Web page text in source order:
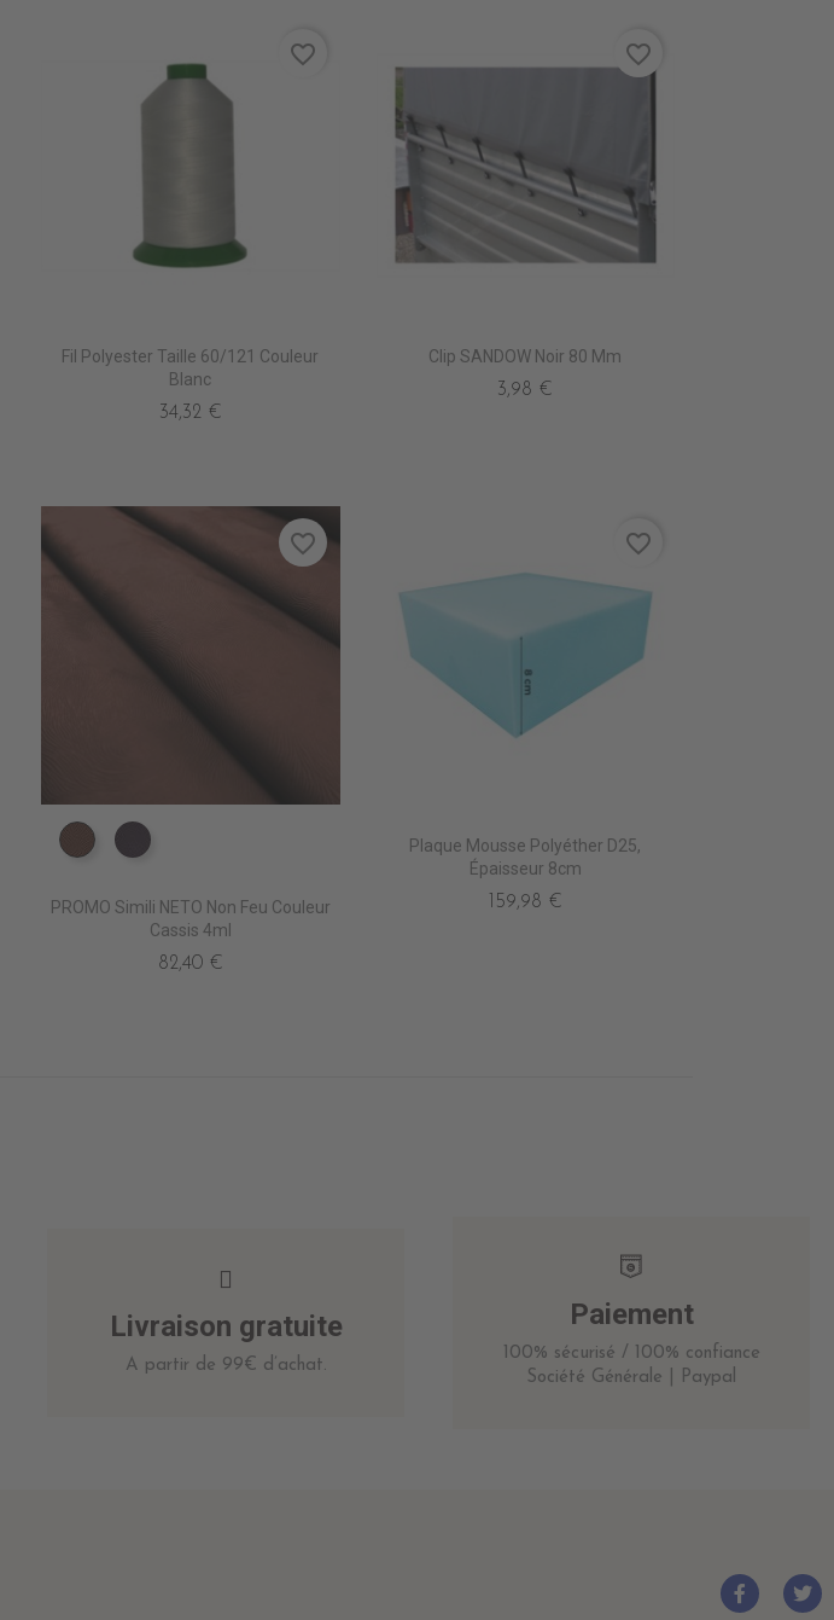
Fil Polyester Taille 60/121 Couleur
Blanc
34,32 €
favorite_border
Clip SANDOW Noir 80 Mm
3,98 €
favorite_border
ED5050 BROUED5140 AUBERGINE
PROMO Simili NETO Non Feu Couleur
Cassis 4ml
82,40 €
favorite_border
Plaque Mousse Polyéther D25,
Épaisseur 8cm
159,98 €
favorite_border
Livraison gratuite
A partir de 99€ d’achat.
Paiement
100% sécurisé / 100% confiance
Société Générale | Paypal